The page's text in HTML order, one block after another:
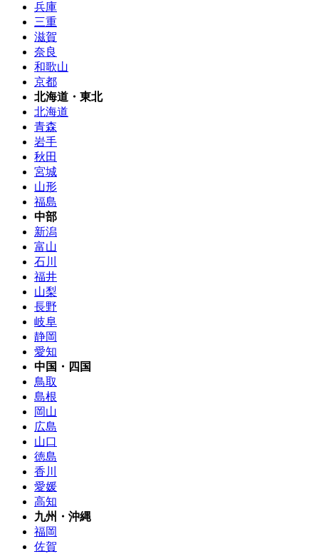
兵庫
三重
滋賀
奈良
和歌山
京都
北海道・東北
北海道
青森
岩手
秋田
宮城
山形
福島
中部
新潟
富山
石川
福井
山梨
長野
岐阜
静岡
愛知
中国・四国
鳥取
島根
岡山
広島
山口
徳島
香川
愛媛
高知
九州・沖縄
福岡
佐賀